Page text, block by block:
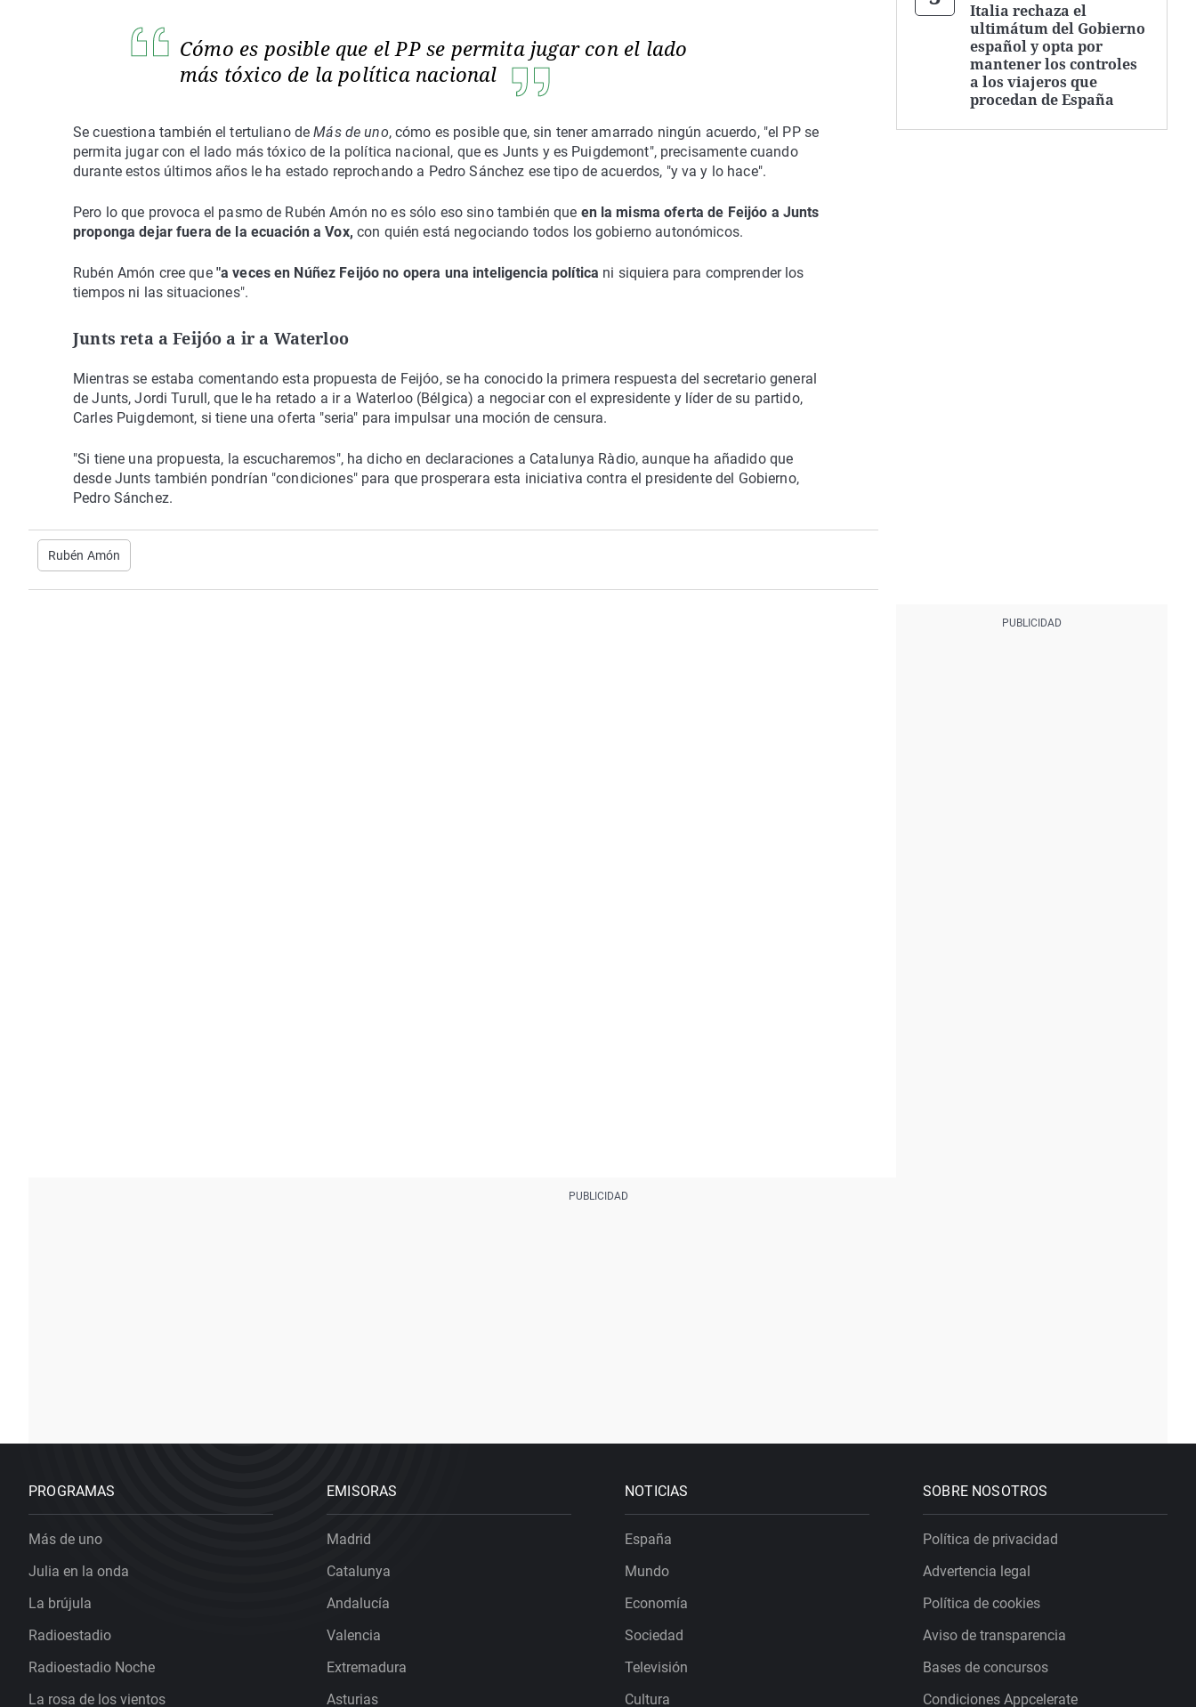
Cómo es posible que el PP se permita jugar con el lado
más tóxico de la política nacional
Se cuestiona también el tertuliano deMás de uno, cómo es posible que, sin tener amarrado ningún acuerdo, "el PP se
permita jugar con el lado más tóxico de la política nacional, que es Junts y es Puigdemont", precisamente cuando
durante estos últimos años le ha estado reprochando a Pedro Sánchez ese tipo de acuerdos, "y va y lo hace".
Pero lo que provoca el pasmo de Rubén Amón no es sólo eso sino también que en la misma oferta de Feijóo a Junts
proponga dejar fuera de la ecuación a Vox, con quién está negociando todos los gobierno autonómicos.
Rubén Amón cree que "a veces en Núñez Feijóo no opera una inteligencia política ni siquiera para comprender los
tiempos ni las situaciones".
Junts reta a Feijóo a ir a Waterloo
Mientras se estaba comentando esta propuesta de Feijóo, se ha conocido la primera respuesta del secretario general
de Junts, Jordi Turull, que le ha retado a ir a Waterloo (Bélgica) a negociar con el expresidente y líder de su partido,
Carles Puigdemont, si tiene una oferta "seria" para impulsar una moción de censura.
"Si tiene una propuesta, la escucharemos", ha dicho en declaraciones a Catalunya Ràdio, aunque ha añadido que
desde Junts también pondrían "condiciones" para que prosperara esta iniciativa contra el presidente del Gobierno,
Pedro Sánchez.
Rubén Amón
Italia rechaza el
ultimátum del Gobierno
español y opta por
mantener los controles
a los viajeros que
procedan de España
PROGRAMAS
Más de uno
Julia en la onda
La brújula
Radioestadio
Radioestadio Noche
La rosa de los vientos
EMISORAS
Madrid
Catalunya
Andalucía
Valencia
Extremadura
Asturias
NOTICIAS
España
Mundo
Economía
Sociedad
Televisión
Cultura
SOBRE NOSOTROS
Política de privacidad
Advertencia legal
Política de cookies
Aviso de transparencia
Bases de concursos
Condiciones Appcelerate